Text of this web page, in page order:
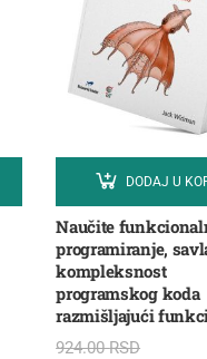
Naučite
programiranje,
kompleksnost
programskog koda
razmišljajući
924.00RSD
DODAJ U